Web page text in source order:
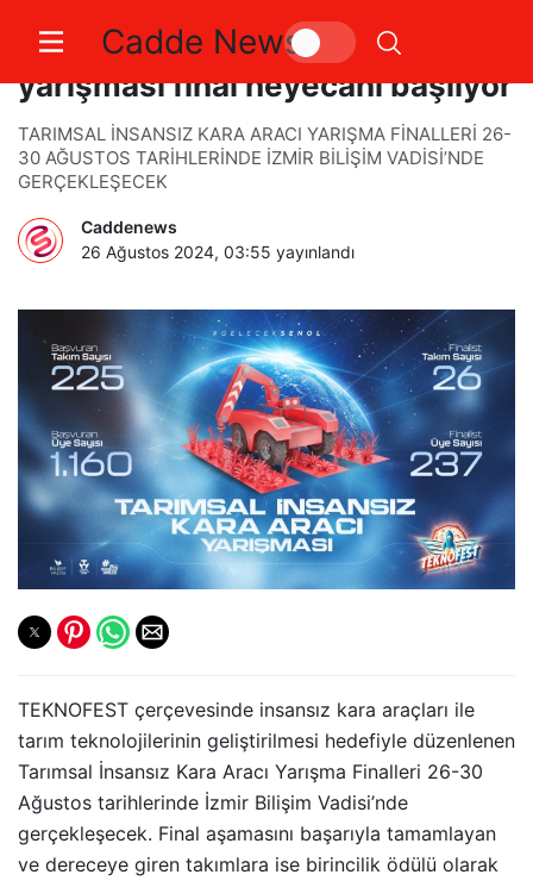
Cadde News
TEKNOFEST Tarımsal İKA
yarışması final heyecanı başlıyor
TARIMSAL İNSANSIZ KARA ARACI YARIŞMA FİNALLERİ 26-
30 AĞUSTOS TARİHLERİNDE İZMİR BİLİŞİM VADİSİ’NDE
GERÇEKLEŞECEK
Caddenews
26 Ağustos 2024, 03:55 yayınlandı
TEKNOFEST çerçevesinde insansız kara araçları ile
tarım teknolojilerinin geliştirilmesi hedefiyle düzenlenen
Tarımsal İnsansız Kara Aracı Yarışma Finalleri 26-30
Ağustos tarihlerinde İzmir Bilişim Vadisi’nde
gerçekleşecek. Final aşamasını başarıyla tamamlayan
ve dereceye giren takımlara ise birincilik ödülü olarak